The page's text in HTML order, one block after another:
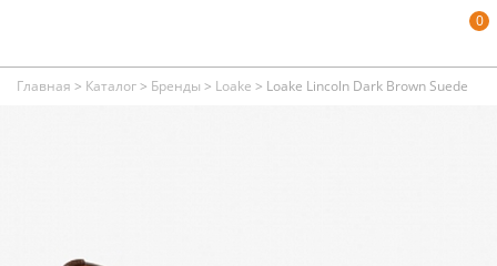
0
Главная > Каталог> Бренды > Loake > Loake Lincoln Dark Brown Suede